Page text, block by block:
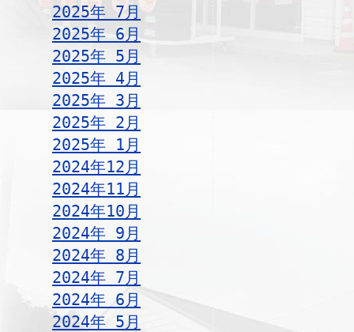
2025年 7月
2025年 6月
2025年 5月
2025年 4月
2025年 3月
2025年 2月
2025年 1月
2024年12月
2024年11月
2024年10月
2024年 9月
2024年 8月
2024年 7月
2024年 6月
2024年 5月